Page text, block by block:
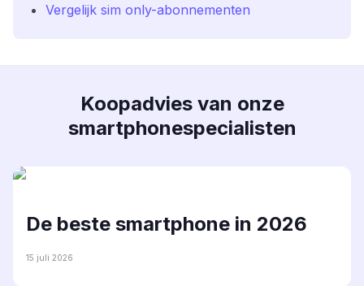
Vergelijk sim only-abonnementen
Koopadvies van onze
smartphonespecialisten
De beste smartphone in 2026
15 juli 2026